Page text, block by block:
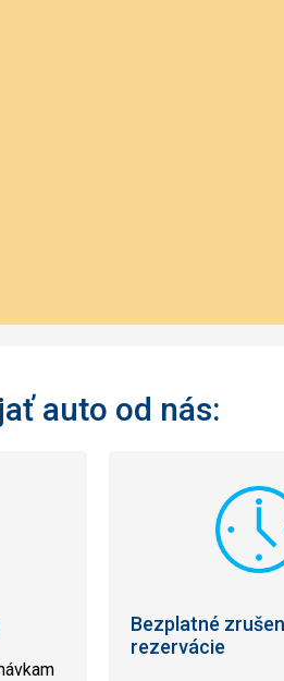
auto od nás:
Bezplatné
rezervácie